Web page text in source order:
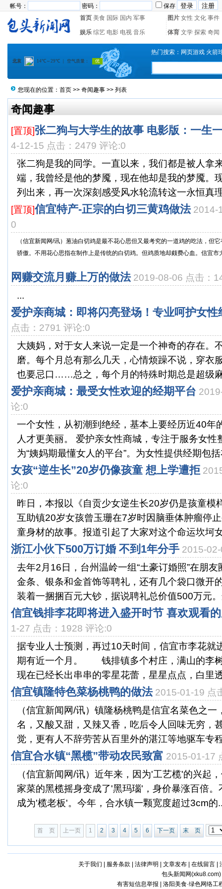
帐号： 密码：
保存
首页 美食 国际 国内 军事 图片 女性 文化 事件
娱乐 综艺 电影 电视 音乐 体育 文学 探索 奇闻
热门搜索： 网页游戏 火箭
您现在的位置： 首页 >> 奇闻趣事 >> 列表
奇闻趣事
[置顶]张二狗与大学生的故事 电影版：一生
4-12-15 点击：2479 评论:0
张二狗是我的同学。一直以来，我们都是被人拿
端，我曾经是他的梦魇，现在他却是我的梦魇。
列出来，再一次深刻感受风水轮流转这一永恒
[置顶]信宜特产-正宗的白切三黄鸡做法 2014-
0
（信宜新闻网/讯）葱油白切鸡是最不花心思但又最考究的一道鸡的吃法，但
骄傲。不用花心思指在制作上是传统的白切鸡。但鸡质地却颇费心血。信宜市
网赚交流月赚上万的做法 2019-08-06 点击：
...
爱护亲商城：即将闪亮登场！专业呵护女性
点击：2791 评论:0
大姨妈，对于女人来说一定是一个神奇的存在。
磨。每个月总有那么几天，心情烦躁不说，穿衣
也要忌口……总之，每个月的特殊时期总是超级
爱护亲商城：最受女性欢迎的经期平台
论:0
一个女性，从初潮到绝经，基本上要经历近40年
人才更美丽。 爱护亲女性商城，专注于服务女性
为“姨妈期最懂女人的平台”。为女性提供经期包
女孩“逆生长”20岁仍像孩童 想上学遭拒
论:0
昨日，本报以《自贡少女逆生长20岁仍是孩童模
互助镇20岁女孩曾玉珊在7岁时因脑垂体肿瘤停
童身材的故事。报道引起了大家对这个命运坎坷
浙江小伙下500万订婚 不到1年分手 2015-
去年2月16日，台州温岭一组“土豪订婚照”在朋
金条、银条和金首饰等聘礼，还有几个袋口微开
装着一捆捆百元大钞，据说聘礼总价值500万元
信宜钱排李花即将进入盛开时节 喜欢观看
1-27 点击：1928 评论:0
据专业人士预测，再过10天时间，信宜市李花就
期有近一个月。 钱排镇多个村庄，满山的李
现在已经长出串串的零星花蕾，星星点点，白里
信宜镇隆特色菜杨桃鸭的做法 2015-01-19 点
（信宜新闻网/讯）镇隆杨桃鸭是信宜名菜色之
名，又酸又甜，又辣又香，吃后令人回味无穷，
觉，更有人不辞劳苦从百里外的湛江等地驱车
信宜合水镇“黑榄”带动农民致富 2015-01-17
（信宜新闻网/讯）近年来，因为'工艺榄'的兴起
家菜的黑榄摇身变成了'黑玛瑙'，身价暴涨百倍
成为'榄老板'。今年，合水镇一颗宽度超过3cm的
首 页 上一页 1 2 3 4 5 6 下一页 末 页
关于我们 服务条款 法律声明 文章发布| 在线留言|
包头新闻网(xku8.com)
有害短信息举报 | 洛阳美食·绿色网络